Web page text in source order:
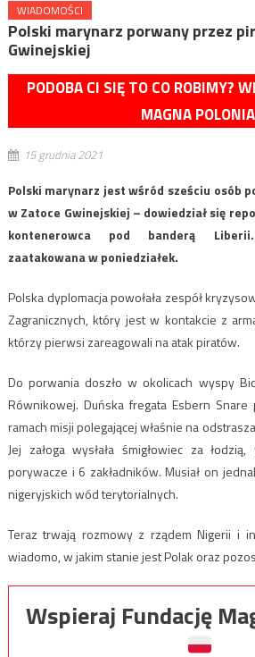
WIADOMOŚCI
Polski marynarz porwany przez
Gwinejskiej
PODOBA CI SIĘ TO CO ROBIMY?
MAGNA
15 grudnia 2021
​Polski marynarz jest wśród sześciu osób
w Zatoce Gwinejskiej – dowiedział się
kontenerowca pod banderą
zaatakowana w poniedziałek.
Polska dyplomacja powołała zespół
Zagranicznych, który jest w kontakcie z
którzy pierwsi zareagowali na atak piratów.
Do porwania doszło w okolicach wyspy
Równikowej. Duńska fregata Esbern
ramach misji polegającej właśnie na
Jej załoga wysłała śmigłowiec za
porywacze i 6 zakładników. Musiał on
nigeryjskich wód terytorialnych.
Teraz trwają rozmowy z rządem Nigerii i
wiadomo, w jakim stanie jest Polak oraz
Wspieraj Fundację